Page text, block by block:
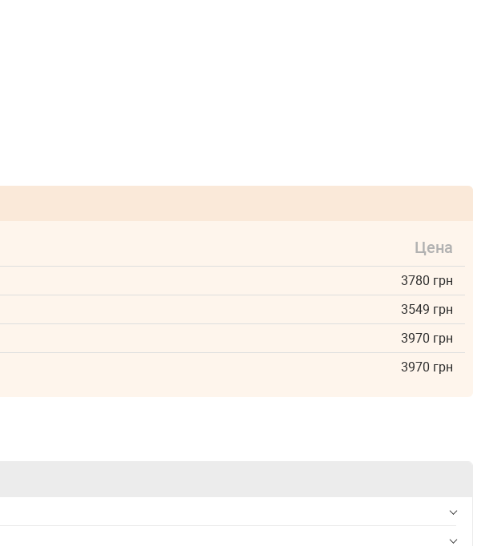
Цена
3780 грн
3549 грн
3970 грн
3970 грн